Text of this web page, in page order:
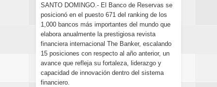
SANTO DOMINGO.- El Banco de Reservas se
posicionó en el puesto 671 del ranking de los
1,000 bancos más importantes del mundo que
elabora anualmente la prestigiosa revista
financiera internacional The Banker, escalando
15 posiciones con respecto al año anterior, un
avance que refleja su fortaleza, liderazgo y
capacidad de innovación dentro del sistema
financiero.